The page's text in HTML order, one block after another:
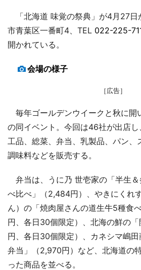
「北海道 味覚の祭典」が4月27日
市青葉区一番町4、TEL 022-225-
開かれている。
会場の様子
［広告］
毎年ゴールデンウイークと秋に開
の同イベント。今回は46社が出店
工品、総菜、弁当、乳製品、パン、
調味料などを販売する。
弁当は、うに乃 世壱家の「半生
べ比べ」（2,484円）、やきにくれ
ん）の「焼肉屋さんの道生牛5種食
円、各日30個限定）、北海の鮮の
円、各日30個限定）、カネシマ嶋
弁当」（2,970円）など、北海道の
った商品を並べる。